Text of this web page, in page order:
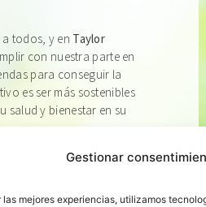
Gestionar
las mejores experiencias, utilizamos
todos, y en Taylor
con nuestra parte en
para conseguir la
es ser más sostenibles
salud y bienestar en su